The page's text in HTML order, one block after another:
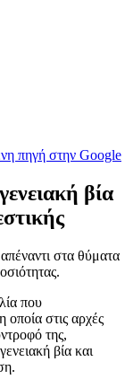
πηγή στην Google
βία
στα θύματα
που
οποία στις αρχές
της,
βία και